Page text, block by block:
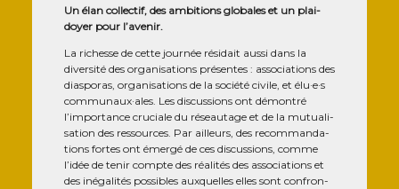
Un élan col­lec­tif, des ambi­tions glo­bales et un plai­
doyer pour l’avenir.
La richesse de cette jour­née rési­dait aus­si dans la
diver­si­té des orga­ni­sa­tions pré­sentes : asso­cia­tions des
dia­spo­ras, orga­ni­sa­tions de la socié­té civile, et élu·e·s
communaux·ales. Les dis­cus­sions ont démon­tré
l’importance cru­ciale du réseau­tage et de la mutua­li­
sa­tion des res­sources. Par ailleurs, des recom­man­da­
tions fortes ont émer­gé de ces dis­cus­sions, comme
l’idée de tenir compte des réa­li­tés des asso­cia­tions et
des inéga­li­tés pos­sibles aux­quelles elles sont confron­